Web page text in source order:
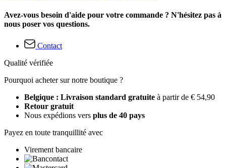
Avez-vous besoin d'aide pour votre commande ? N'hésitez pas à
nous poser vos questions.
Contact
Qualité vérifiée
Pourquoi acheter sur notre boutique ?
Belgique : Livraison standard gratuite à partir de € 54,90
Retour gratuit
Nous expédions vers plus de 40 pays
Payez en toute tranquillité avec
Virement bancaire